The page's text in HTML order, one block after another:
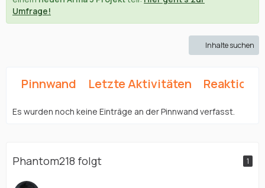
Umfrage!
Inhalte suchen
Pinnwand Letzte Aktivitäten
Es wurden noch keine Einträge an der Pinnwand verfasst.
Phantom218 folgt 1